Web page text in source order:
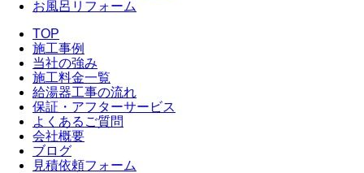
お風呂リフォーム
TOP
施工事例
当社の強み
施工料金一覧
給湯器工事の流れ
保証・アフターサービス
よくあるご質問
会社概要
ブログ
見積依頼フォーム